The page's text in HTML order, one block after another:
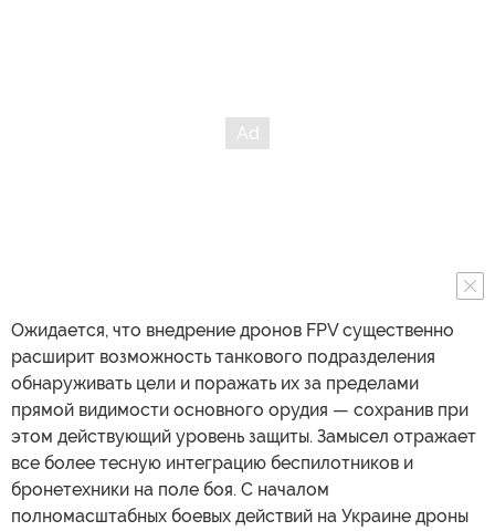
Ожидается, что внедрение дронов FPV существенно
расширит возможность танкового подразделения
обнаруживать цели и поражать их за пределами
прямой видимости основного орудия — сохранив при
этом действующий уровень защиты. Замысел отражает
все более тесную интеграцию беспилотников и
бронетехники на поле боя. С началом
полномасштабных боевых действий на Украине дроны